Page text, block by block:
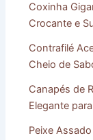
Coxinha
Crocante e
Contrafilé
Cheio de
Canapés de
Elegante
Peixe